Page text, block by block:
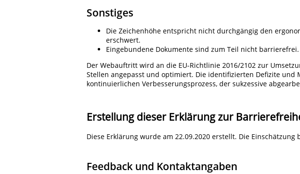
Sonstiges
Die Zeichenhöhe entspricht nicht durchgängig den
erschwert.
Eingebundene Dokumente sind zum Teil nicht barrierefrei.
Der Webauftritt wird an die EU-Richtlinie 2016/2102 zur
Stellen angepasst und optimiert. Die identifizierten Defizite und
kontinuierlichen Verbesserungsprozess, der sukzessive
Erstellung dieser Erklärung zur
Diese Erklärung wurde am 22.09.2020 erstellt. Die
Feedback und Kontaktangaben